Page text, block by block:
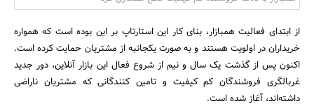
از ابتدای فعالیت همبازار، بنای کار این استارتاپ بر این بوده است که همواره
خریداران در اولویت هستند و به صورت یکجانبه از مشتریان حمایت کرده است.
اکنون پس از گذشت یک سال و نیم از شروع فعال این بازار آنلاین، دور جدید
غربالگری فروشندگان کم کیفیت و تامین کنندگانی که مشتریان ناراضی
داشته‌اند، آغاز شده است.